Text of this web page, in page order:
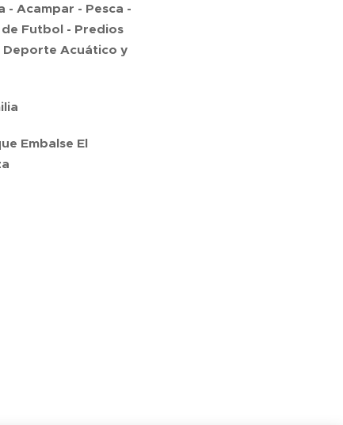
- Acampar - Pesca -
Futbol - Predios
Deporte Acuático y
Embalse El